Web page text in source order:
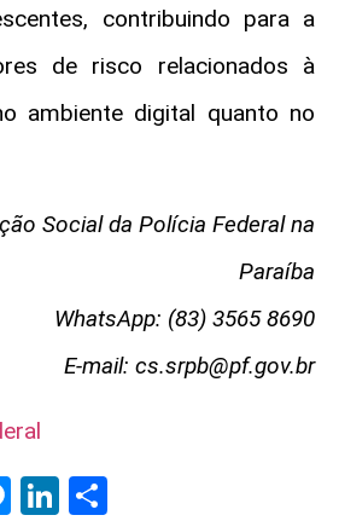
contribuindo para a
de risco relacionados à
ambiente digital quanto no
Social da Polícia Federal na
Paraíba
WhatsApp: (83) 3565 8690
E-mail: cs.srpb@pf.gov.br
Messenger
LinkedIn